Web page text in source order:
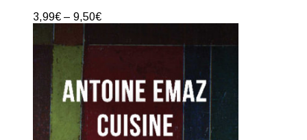
3,99€ – 9,50€